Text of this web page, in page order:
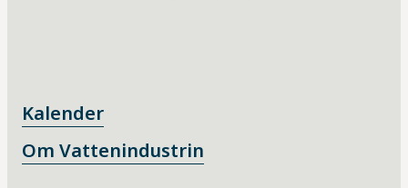
Kalender
Om Vattenindustrin